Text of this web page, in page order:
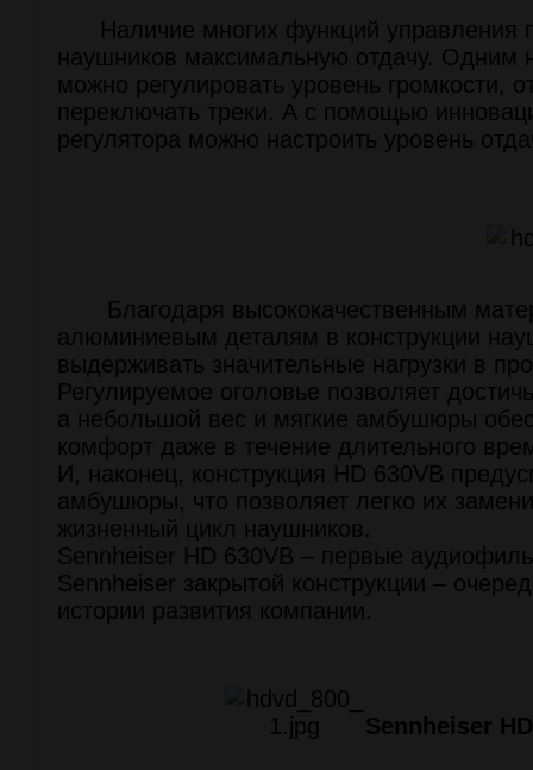
Наличие многих функций управления
наушников максимальную отдачу. Одним
можно регулировать уровень громкости,
переключать треки. А с помощью
регулятора можно настроить уровень
Благодаря высококачественным
алюминиевым деталям в конструкции
выдерживать значительные нагрузки в
Регулируемое оголовье позволяет
а небольшой вес и мягкие амбушюры
комфорт даже в течение длительного
И, наконец, конструкция HD 630VB
амбушюры, что позволяет легко их
жизненный цикл наушников.
Sennheiser HD 630VB – первые
Sennheiser закрытой конструкции –
истории развития компании.
Sennheiser